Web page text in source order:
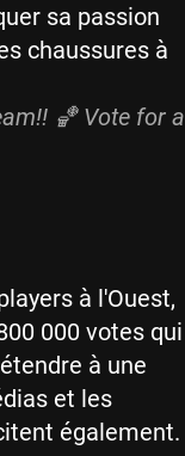
sa passion
chaussures à
🏀 Vote for a
à l'Ouest,
000 votes qui
à une
et les
également.